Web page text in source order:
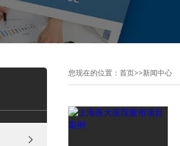
您现在的位置： 首页>>新闻中心